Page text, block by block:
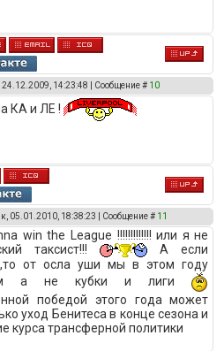
24.12.2009, 14:23:48 | Сообщение # 10
КА и ЛЕ !
05.01.2010, 18:38:23 | Сообщение # 11
win the League !!!!!!!!!!!!! или я не
таксист!!!
А если
от осла уши мы в этом году
а не кубки и лиги
победой этого года может
уход Бенитеса в конце сезона и
курса трансферной политики